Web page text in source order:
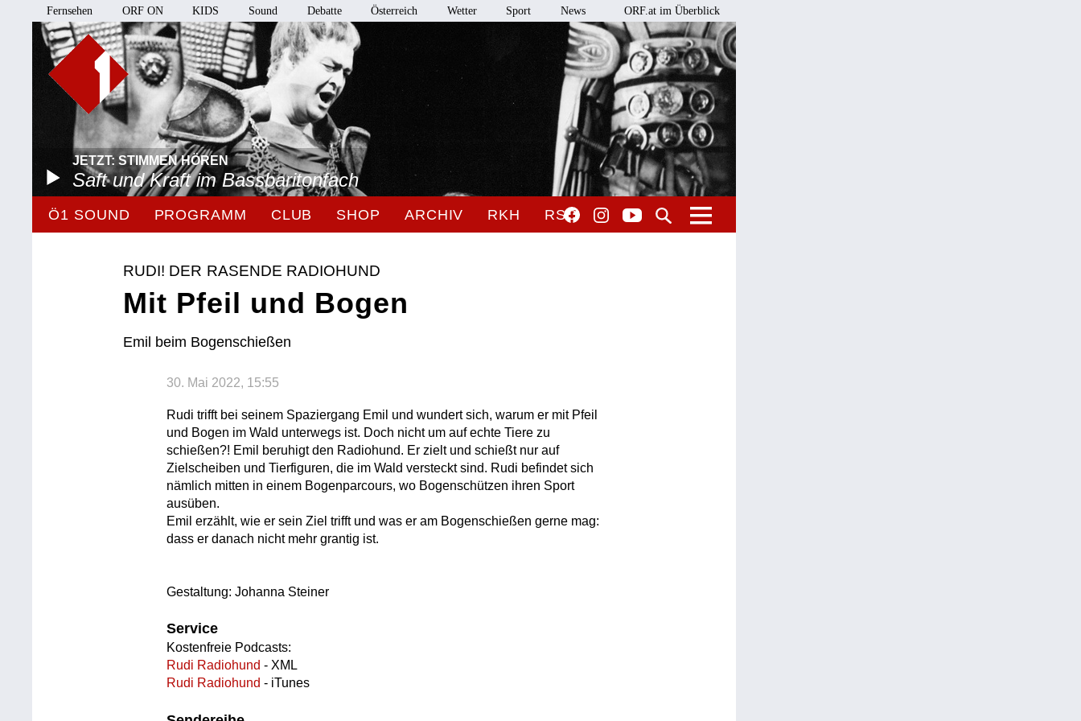
Fernsehen ORF ON KIDS Sound Debatte Österreich Wetter Sport News ORF.at im Überblick
JETZT: STIMMEN HÖREN
Saft und Kraft im Bassbaritonfach
Ö1 SOUND PROGRAMM CLUB SHOP ARCHIV RKH RSO
RUDI! DER RASENDE RADIOHUND
Mit Pfeil und Bogen
Emil beim Bogenschießen
30. Mai 2022, 15:55
Rudi trifft bei seinem Spaziergang Emil und wundert sich, warum er mit Pfeil
und Bogen im Wald unterwegs ist. Doch nicht um auf echte Tiere zu
schießen?! Emil beruhigt den Radiohund. Er zielt und schießt nur auf
Zielscheiben und Tierfiguren, die im Wald versteckt sind. Rudi befindet sich
nämlich mitten in einem Bogenparcours, wo Bogenschützen ihren Sport
ausüben.
Emil erzählt, wie er sein Ziel trifft und was er am Bogenschießen gerne mag:
dass er danach nicht mehr grantig ist.
Gestaltung: Johanna Steiner
Service
Kostenfreie Podcasts:
Rudi Radiohund - XML
Rudi Radiohund - iTunes